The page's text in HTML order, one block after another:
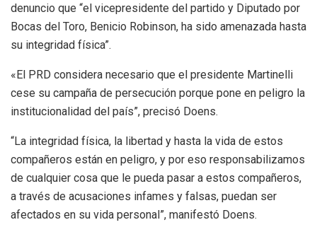
denuncio que “el vicepresidente del partido y Diputado por
Bocas del Toro, Benicio Robinson, ha sido amenazada hasta
su integridad física”.
«El PRD considera necesario que el presidente Martinelli
cese su campaña de persecución porque pone en peligro la
institucionalidad del país”, precisó Doens.
“La integridad física, la libertad y hasta la vida de estos
compañeros están en peligro, y por eso responsabilizamos
de cualquier cosa que le pueda pasar a estos compañeros,
a través de acusaciones infames y falsas, puedan ser
afectados en su vida personal”, manifestó Doens.